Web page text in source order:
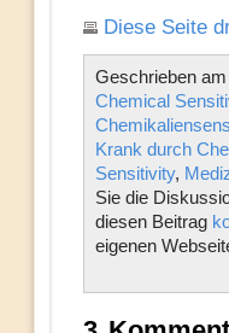
Diese Seite
Geschrieben
Chemical
Krank durch
Sensitivity,
Sie die
diesen Beitrag
eigenen